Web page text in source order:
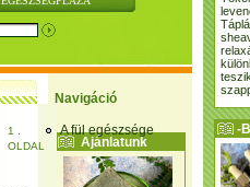
Navigáció
A fül egészsége
Ajánlatunk
1 .
OLDAL
-